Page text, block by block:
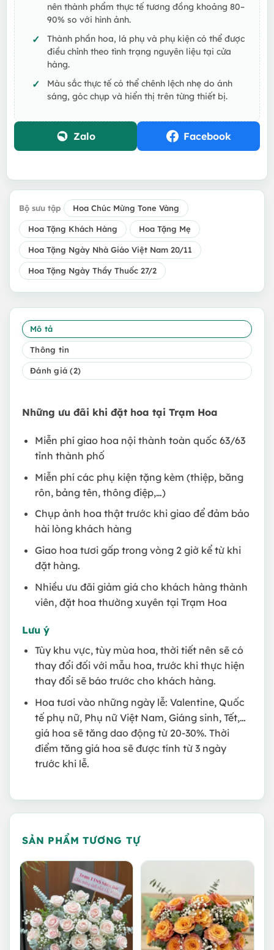
nên thành phẩm thực tế tương đồng khoảng 80–
90% so với hình ảnh.
Thành phần hoa, lá phụ và phụ kiện có thể được
điều chỉnh theo tình trạng nguyên liệu tại cửa
hàng.
Màu sắc thực tế có thể chênh lệch nhẹ do ánh
sáng, góc chụp và hiển thị trên từng thiết bị.
Zalo Facebook
Bộ sưu tập Hoa Chúc Mừng Tone Vàng
Hoa Tặng Khách Hàng Hoa Tặng Mẹ
Hoa Tặng Ngày Nhà Giáo Việt Nam 20/11
Hoa Tặng Ngày Thầy Thuốc 27/2
Mô tả
Thông tin
Đánh giá (2)
Những ưu đãi khi đặt hoa tại Trạm Hoa
Miễn phí giao hoa nội thành toàn quốc 63/63
tỉnh thành phố
Miễn phí các phụ kiện tặng kèm (thiệp, băng
rôn, bảng tên, thông điệp,…)
Chụp ảnh hoa thật trước khi giao để đảm bảo
hài lòng khách hàng
Giao hoa tươi gấp trong vòng 2 giờ kể từ khi
đặt hàng.
Nhiều ưu đãi giảm giá cho khách hàng thành
viên, đặt hoa thường xuyên tại Trạm Hoa
Lưu ý
Tùy khu vực, tùy mùa hoa, thời tiết nên sẽ có
thay đổi đối với mẫu hoa, trước khi thực hiện
thay đổi sẽ báo trước cho khách hàng.
Hoa tươi vào những ngày lễ: Valentine, Quốc
tế phụ nữ, Phụ nữ Việt Nam, Giáng sinh, Tết,…
giá hoa sẽ tăng dao động từ 20-30%. Thời
điểm tăng giá hoa sẽ được tính từ 3 ngày
trước khi lễ.
SẢN PHẨM TƯƠNG TỰ